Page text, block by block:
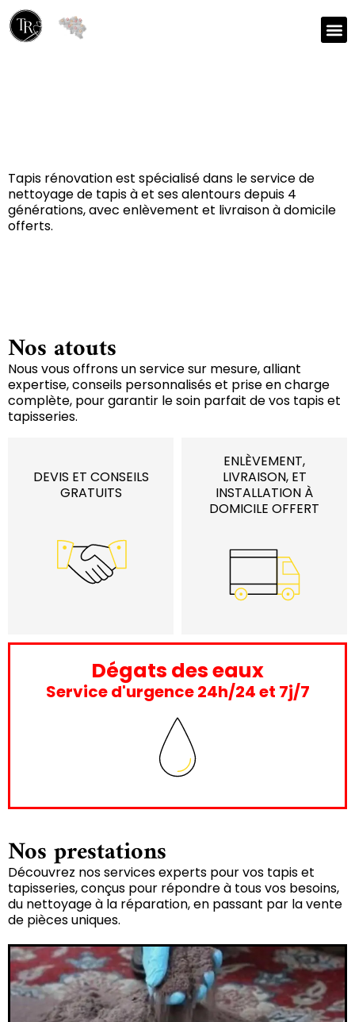
Tapis rénovation est spécialisé dans le service de
nettoyage de tapis à et ses alentours depuis 4
générations, avec enlèvement et livraison à domicile
offerts.
Nos atouts
Nous vous offrons un service sur mesure, alliant
expertise, conseils personnalisés et prise en charge
complète, pour garantir le soin parfait de vos tapis et
tapisseries.
DEVIS ET CONSEILS
GRATUITS
ENLÈVEMENT,
LIVRAISON, ET
INSTALLATION À
DOMICILE OFFERT
Dégats des eaux
Service d'urgence 24h/24 et 7j/7
Nos prestations
Découvrez nos services experts pour vos tapis et
tapisseries, conçus pour répondre à tous vos besoins,
du nettoyage à la réparation, en passant par la vente
de pièces uniques.